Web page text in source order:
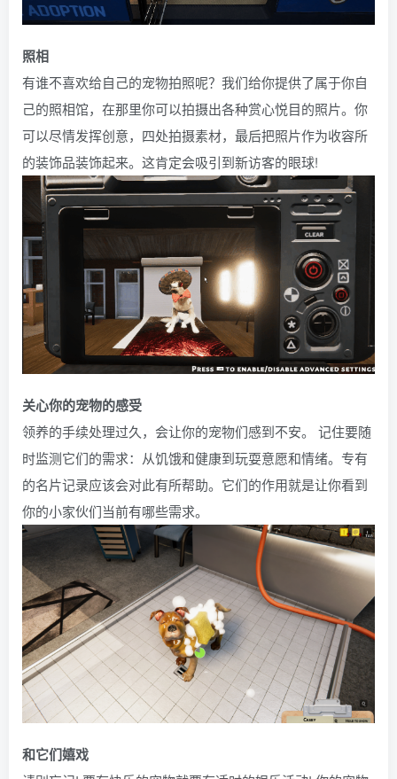
照相
有谁不喜欢给自己的宠物拍照呢？我们给你提供了属于你自
己的照相馆，在那里你可以拍摄出各种赏心悦目的照片。你
可以尽情发挥创意，四处拍摄素材，最后把照片作为收容所
的装饰品装饰起来。这肯定会吸引到新访客的眼球!
关心你的宠物的感受
领养的手续处理过久，会让你的宠物们感到不安。 记住要随
时监测它们的需求：从饥饿和健康到玩耍意愿和情绪。专有
的名片记录应该会对此有所帮助。它们的作用就是让你看到
你的小家伙们当前有哪些需求。
和它们嬉戏